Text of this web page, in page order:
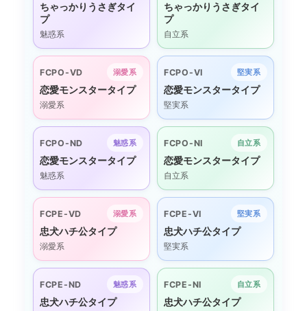
ちゃっかりうさぎタイ
プ
魅惑系
ちゃっかりうさぎタイ
プ
自立系
FCPO-VD 溺愛系
恋愛モンスタータイプ
溺愛系
FCPO-VI 堅実系
恋愛モンスタータイプ
堅実系
FCPO-ND 魅惑系
恋愛モンスタータイプ
魅惑系
FCPO-NI 自立系
恋愛モンスタータイプ
自立系
FCPE-VD 溺愛系
忠犬ハチ公タイプ
溺愛系
FCPE-VI 堅実系
忠犬ハチ公タイプ
堅実系
FCPE-ND 魅惑系
忠犬ハチ公タイプ
FCPE-NI 自立系
忠犬ハチ公タイプ